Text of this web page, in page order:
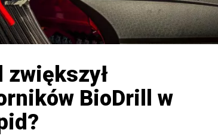
zwiększył
BioDrill w